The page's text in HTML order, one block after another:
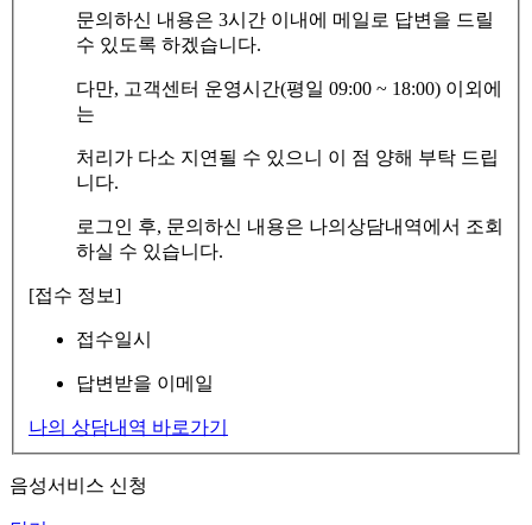
문의하신 내용은 3시간 이내에 메일로 답변을 드릴
수 있도록 하겠습니다.
다만, 고객센터 운영시간(평일 09:00 ~ 18:00) 이외에
는
처리가 다소 지연될 수 있으니 이 점 양해 부탁 드립
니다.
로그인 후, 문의하신 내용은 나의상담내역에서 조회
하실 수 있습니다.
[접수 정보]
접수일시
답변받을 이메일
나의 상담내역 바로가기
음성서비스 신청